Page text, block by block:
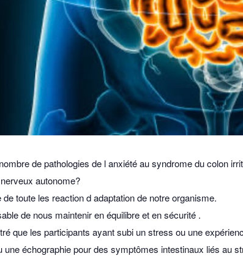
de pathologies de l anxiété au syndrome du colon
autonome?
toute les reaction d adaptation de notre organisme.
de nous maintenir en équilibre et en sécurité .
que les participants ayant subi un stress ou une
une échographie pour des symptômes intestinaux liés au